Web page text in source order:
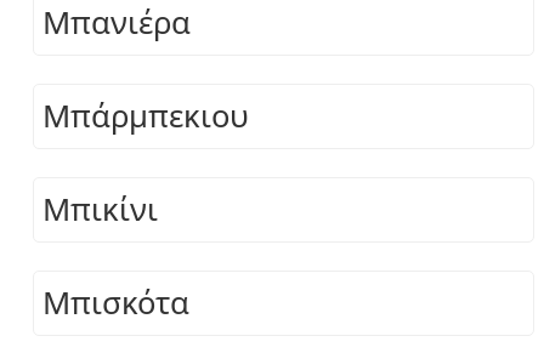
Μπανιέρα
Μπάρμπεκιου
Μπικίνι
Μπισκότα